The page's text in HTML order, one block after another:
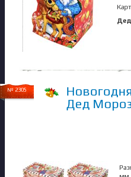
№ 2305
Дед